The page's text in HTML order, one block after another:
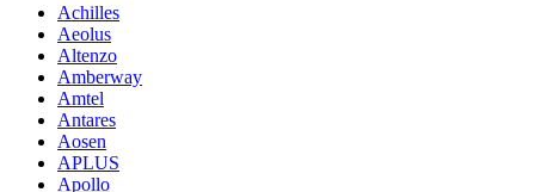
Achilles
Aeolus
Altenzo
Amberway
Amtel
Antares
Aosen
APLUS
Apollo